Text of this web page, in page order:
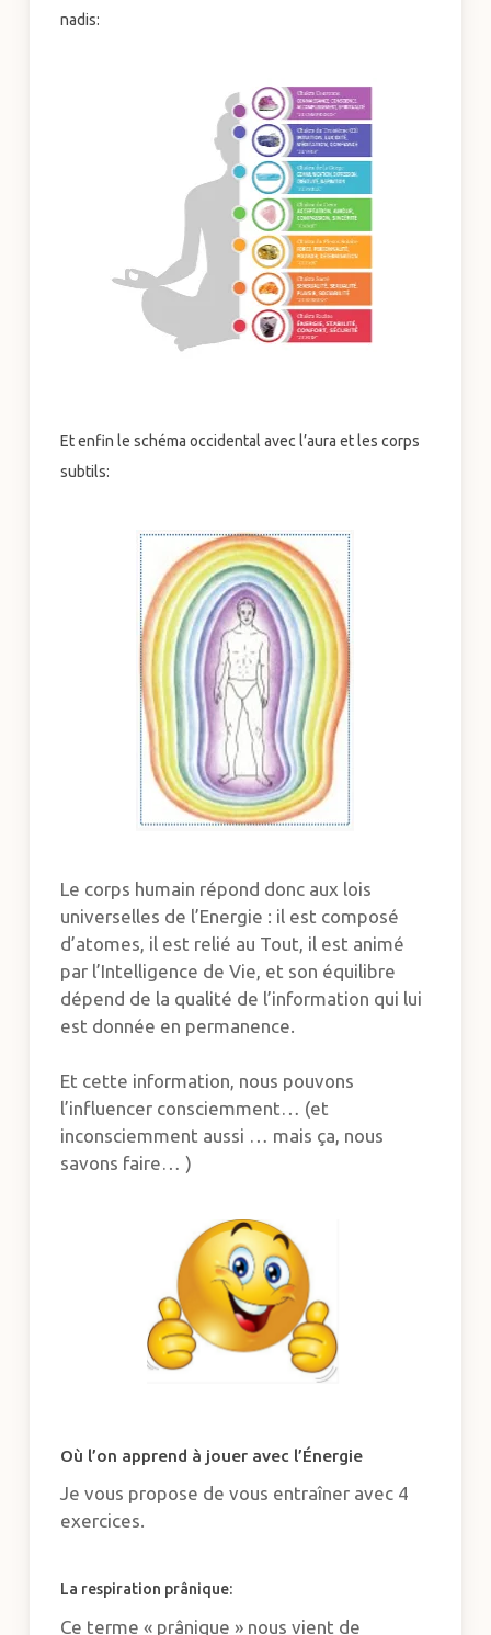
nadis:
Et enfin le schéma occidental avec l’aura et les corps
subtils:
Le corps humain répond donc aux lois
universelles de l’Energie : il est composé
d’atomes, il est relié au Tout, il est animé
par l’Intelligence de Vie, et son équilibre
dépend de la qualité de l’information qui lui
est donnée en permanence.
Et cette information, nous pouvons
l’influencer consciemment… (et
inconsciemment aussi … mais ça, nous
savons faire… )
Où l’on apprend à jouer avec l’Énergie
Je vous propose de vous entraîner avec 4
exercices.
La respiration prânique:
Ce terme « prânique » nous vient de